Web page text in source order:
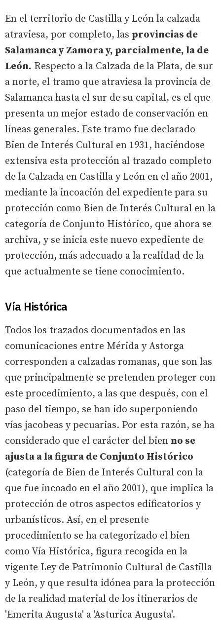
En el territorio de Castilla y León la calzada
atraviesa, por completo, las provincias de
Salamanca y Zamora y, parcialmente, la de
León. Respecto a la Calzada de la Plata, de sur
a norte, el tramo que atraviesa la provincia de
Salamanca hasta el sur de su capital, es el que
presenta un mejor estado de conservación en
líneas generales. Este tramo fue declarado
Bien de Interés Cultural en 1931, haciéndose
extensiva esta protección al trazado completo
de la Calzada en Castilla y León en el año 2001,
mediante la incoación del expediente para su
protección como Bien de Interés Cultural en la
categoría de Conjunto Histórico, que ahora se
archiva, y se inicia este nuevo expediente de
protección, más adecuado a la realidad de la
que actualmente se tiene conocimiento.
Vía Histórica
Todos los trazados documentados en las
comunicaciones entre Mérida y Astorga
corresponden a calzadas romanas, que son las
que principalmente se pretenden proteger con
este procedimiento, a las que después, con el
paso del tiempo, se han ido superponiendo
vías jacobeas y pecuarias. Por esta razón, se ha
considerado que el carácter del bien no se
ajusta a la figura de Conjunto Histórico
(categoría de Bien de Interés Cultural con la
que fue incoado en el año 2001), que implica la
protección de otros aspectos edificatorios y
urbanísticos. Así, en el presente
procedimiento se ha categorizado el bien
como Vía Histórica, figura recogida en la
vigente Ley de Patrimonio Cultural de Castilla
y León, y que resulta idónea para la protección
de la realidad material de los itinerarios de
'Emerita Augusta' a 'Asturica Augusta'.